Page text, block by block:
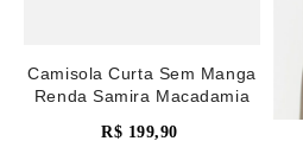
Camisola Curta Sem Manga
Renda Samira Macadamia
R$ 199,90